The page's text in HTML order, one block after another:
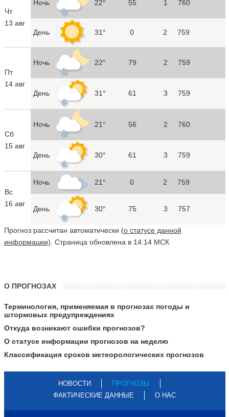
Чт
13 авг
Ночь 22° 55 1 760
День 31° 0 2 759
Пт
14 авг
Ночь 22° 79 2 759
День 31° 61 3 759
Сб
15 авг
Ночь 21° 56 2 760
День 30° 61 3 759
Вс
16 авг
Ночь 21° 0 2 759
День 30° 75 3 757
Прогноз рассчитан автоматически (о статусе данной
информации). Страница обновлена в 14:14 МСК
О ПРОГНОЗАХ
Терминология, применяемая в прогнозах погоды и
штормовых предупреждениях
Откуда возникают ошибки прогнозов?
О статусе информации прогнозов на неделю
Классификация сроков метеорологических прогнозов
НОВОСТИ
ПРОГНОЗЫ
ФАКТИЧЕСКИЕ ДАННЫЕ
О НАС